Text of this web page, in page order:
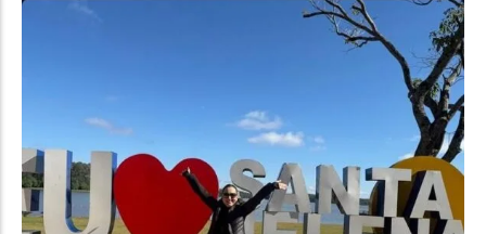
Saúde e Bem-Estar